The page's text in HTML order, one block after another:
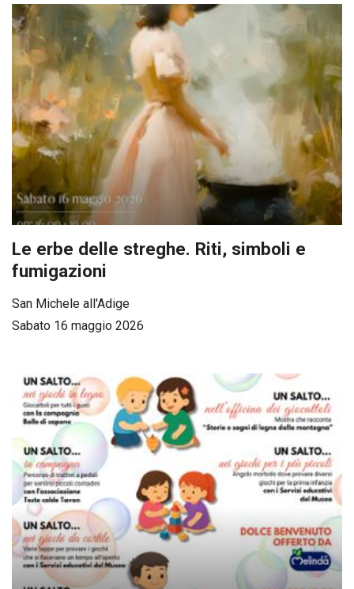
Le erbe delle streghe. Riti, simboli e
fumigazioni
San Michele all'Adige
Sabato 16 maggio 2026